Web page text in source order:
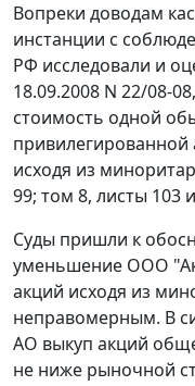
Вопреки доводам
инстанции с
РФ исследовали и
18.09.2008 N 22/08-
стоимость одной
исходя из
99; том 8, листы 103
Суды пришли к
уменьшение ООО
акций исходя из
неправомерным. В
АО выкуп акций
не ниже рыночной